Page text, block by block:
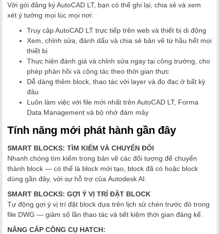
Với gói đăng ký AutoCAD LT, bạn có thể ghi lại, chia sẻ và xem
xét ý tưởng mọi lúc mọi nơi:
Truy cập AutoCAD LT trực tiếp trên web và thiết bị di động
Xem, chỉnh sửa, đánh dấu và chia sẻ bản vẽ từ hầu hết mọi
thiết bị
Thực hiện đánh giá và chỉnh sửa ngay tại công trường, cho
phép phản hồi và cộng tác theo thời gian thực
Dễ dàng thêm block, thao tác với layer và đo đạc ở bất kỳ
đâu
Luôn làm việc với file mới nhất trên AutoCAD LT, Forma
Data Management và bộ nhớ đám mây
Tính năng mới phát hành gần đây
SMART BLOCKS: TÌM KIẾM VÀ CHUYỂN ĐỔI
Nhanh chóng tìm kiếm trong bản vẽ các đối tượng để chuyển
thành block — có thể là block mới tạo, block đã có hoặc block
dùng gần đây, với sự hỗ trợ của Autodesk AI.
SMART BLOCKS: GỢI Ý VỊ TRÍ ĐẶT BLOCK
Tự động gợi ý vị trí đặt block dựa trên lịch sử chèn trước đó trong
file DWG — giảm số lần thao tác và tiết kiệm thời gian đáng kể.
NÂNG CẤP CÔNG CỤ HATCH: